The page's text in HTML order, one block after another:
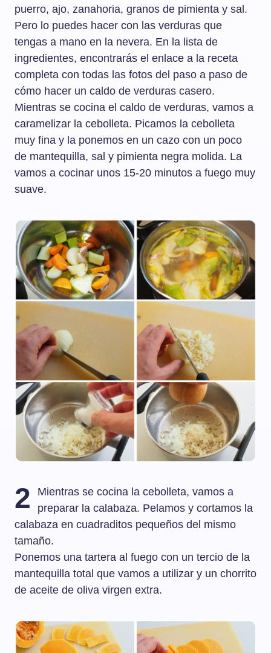
puerro, ajo, zanahoria, granos de pimienta y sal.
Pero lo puedes hacer con las verduras que
tengas a mano en la nevera. En la lista de
ingredientes, encontrarás el enlace a la receta
completa con todas las fotos del paso a paso de
cómo hacer un caldo de verduras casero.
Mientras se cocina el caldo de verduras, vamos a
caramelizar la cebolleta. Picamos la cebolleta
muy fina y la ponemos en un cazo con un poco
de mantequilla, sal y pimienta negra molida. La
vamos a cocinar unos 15-20 minutos a fuego muy
suave.
2
Mientras se cocina la cebolleta, vamos a
preparar la calabaza. Pelamos y cortamos la
calabaza en cuadraditos pequeños del mismo
tamaño.
Ponemos una tartera al fuego con un tercio de la
mantequilla total que vamos a utilizar y un chorrito
de aceite de oliva virgen extra.